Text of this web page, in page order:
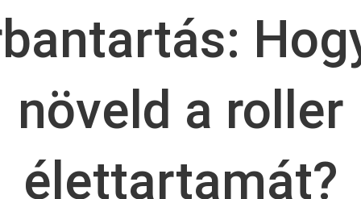
növeld a roller
élettartamát?